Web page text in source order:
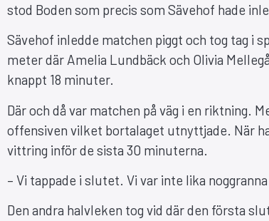
stod Boden som precis som Sävehof hade
Sävehof inledde matchen piggt och tog tag i
meter där Amelia Lundbäck och Olivia
knappt 18 minuter.
Där och då var matchen på väg i en riktning.
offensiven vilket bortalaget utnyttjade. När
vittring inför de sista 30 minuterna.
– Vi tappade i slutet. Vi var inte lika
Den andra halvleken tog vid där den första